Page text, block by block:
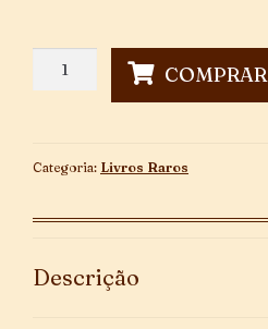
quantidade
COMPRAR
Categoria: Livros Raros
Descrição